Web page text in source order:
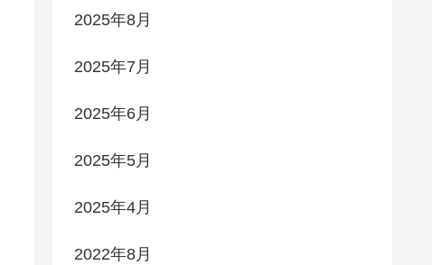
2025年8月
2025年7月
2025年6月
2025年5月
2025年4月
2022年8月